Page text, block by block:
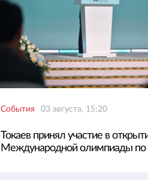
События 03 августа, 15:20
Токаев принял участие в
Международной олимпиады по